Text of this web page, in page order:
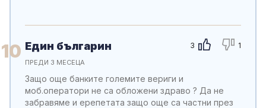
10 3 1
Един българин
ПРЕДИ 3 МЕСЕЦА
Защо още банките големите вериги и
моб.оператори не са обложени здраво ? Да не
забравяме и ерепетата защо още са частни през